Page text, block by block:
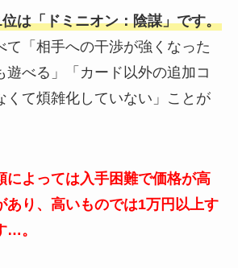
は「ドミニオン：陰謀」です。
て「相手への干渉が強くなった
遊べる」「カード以外の追加コ
くて煩雑化していない」ことが
によっては入手困難で価格が高
あり、高いものでは1万円以上す
…。